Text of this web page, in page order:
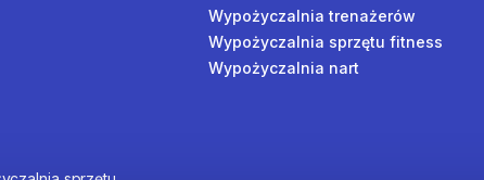
Wypożyczalnia trenażerów
Wypożyczalnia sprzętu fitness
Wypożyczalnia nart